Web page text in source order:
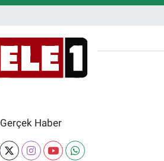
Gerçek Haber